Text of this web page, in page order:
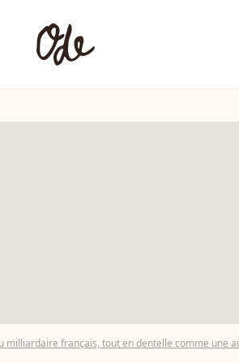
milliardaire français, tout en dentelle comme une